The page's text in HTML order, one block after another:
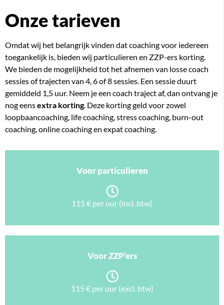
Onze tarieven
Omdat wij het belangrijk vinden dat coaching voor iedereen
toegankelijk is, bieden wij particulieren en ZZP-ers korting.
We bieden de mogelijkheid tot het afnemen van losse coach
sessies of trajecten van 4, 6 of 8 sessies. Een sessie duurt
gemiddeld 1,5 uur. Neem je een coach traject af, dan ontvang je
nog eensextra korting. Deze korting geld voor zowel
loopbaancoaching, life coaching, stress coaching, burn-out
coaching, online coaching en expat coaching.
Voor particulieren
115 € per uur (incl. btw)
Voor ZZP’ers
115 € per uur (excl. btw)